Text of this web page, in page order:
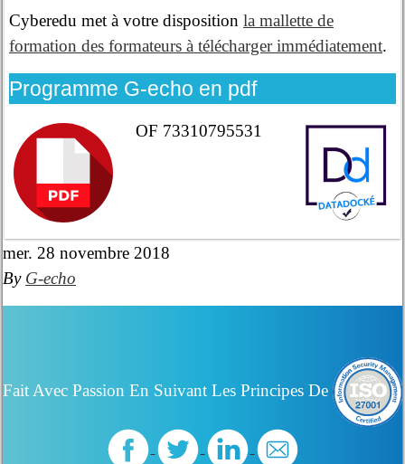
Cyberedu met à votre disposition la mallette de
formation des formateurs à télécharger immédiatement.
Programme G-echo en pdf
OF 73310795531
mer. 28 novembre 2018
By G-echo
Fait Avec Passion En Suivant Les Principes De